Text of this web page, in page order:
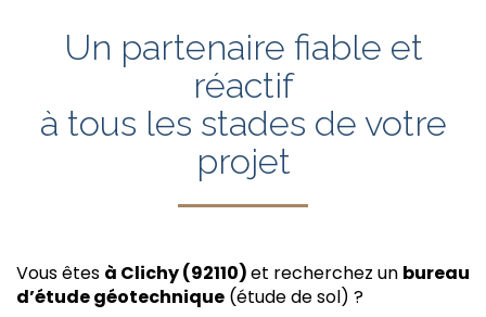
Un partenaire fiable et
réactif
à tous les stades de votre
projet
Vous êtes à Clichy (92110)et recherchez un bureau
d’étude géotechnique (étude de sol) ?